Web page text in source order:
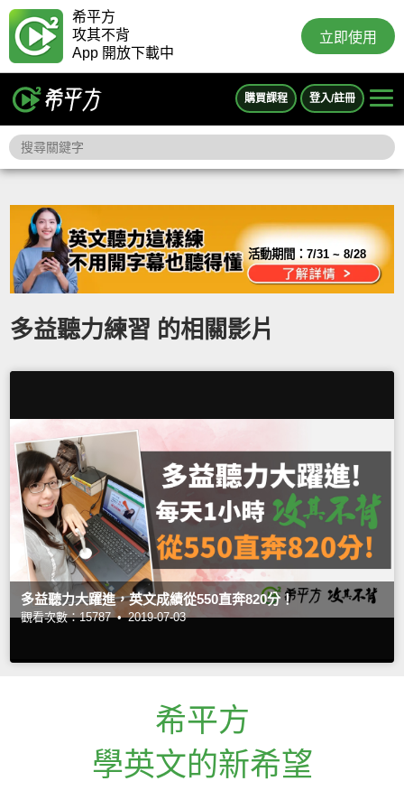
希平方
攻其不背
App 開放下載中
立即使用
購買課程 登入/註冊
活動期間：7/31 ~ 8/28
多益聽力練習 的相關影片
多益聽力大躍進，英文成績從550直奔820分！
觀看次數：15787 • 2019-07-03
希平方
學英文的新希望